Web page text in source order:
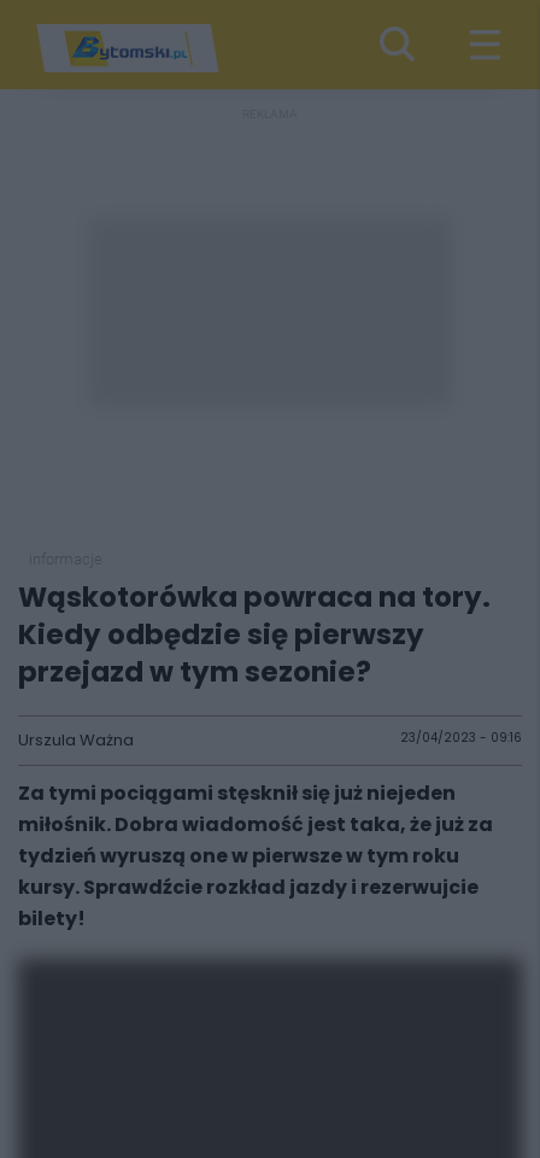
Wąskotorówka powraca na tory.
Kiedy odbędzie się pierwszy
przejazd w tym sezonie?
Urszula Ważna 23/04/2023 - 09:16
Za tymi pociągami stęsknił się już niejeden
miłośnik. Dobra wiadomość jest taka, że już za
tydzień wyruszą one w pierwsze w tym roku
kursy. Sprawdźcie rozkład jazdy i rezerwujcie
bilety!